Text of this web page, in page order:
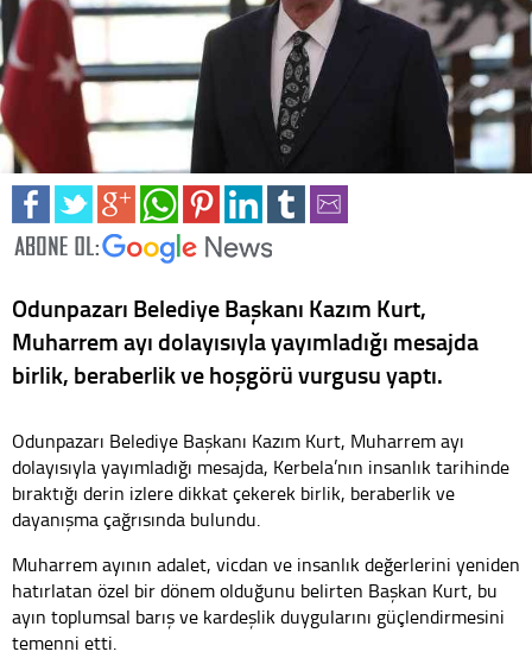
Odunpazarı Belediye Başkanı Kazım Kurt,
Muharrem ayı dolayısıyla yayımladığı mesajda
birlik, beraberlik ve hoşgörü vurgusu yaptı.
Odunpazarı Belediye Başkanı Kazım Kurt, Muharrem ayı
dolayısıyla yayımladığı mesajda, Kerbela’nın insanlık tarihinde
bıraktığı derin izlere dikkat çekerek birlik, beraberlik ve
dayanışma çağrısında bulundu.
Muharrem ayının adalet, vicdan ve insanlık değerlerini yeniden
hatırlatan özel bir dönem olduğunu belirten Başkan Kurt, bu
ayın toplumsal barış ve kardeşlik duygularını güçlendirmesini
temenni etti.